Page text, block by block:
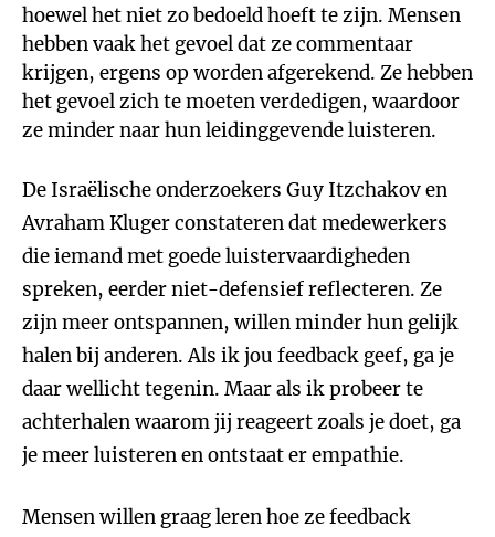
hoewel het niet zo bedoeld hoeft te zijn. Mensen
hebben vaak het gevoel dat ze commentaar
krijgen, ergens op worden afgerekend. Ze hebben
het gevoel zich te moeten verdedigen, waardoor
ze minder naar hun leidinggevende luisteren.
De Israëlische onderzoekers Guy Itzchakov en
Avraham Kluger constateren dat medewerkers
die iemand met goede luistervaardigheden
spreken, eerder niet-defensief reflecteren. Ze
zijn meer ontspannen, willen minder hun gelijk
halen bij anderen. Als ik jou feedback geef, ga je
daar wellicht tegenin. Maar als ik probeer te
achterhalen waarom jij reageert zoals je doet, ga
je meer luisteren en ontstaat er empathie.
Mensen willen graag leren hoe ze feedback